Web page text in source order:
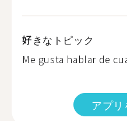
好きなトピック
Me gusta hablar de
アプ